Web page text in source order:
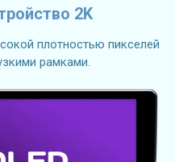
2K
плотностью пикселей
рамками.